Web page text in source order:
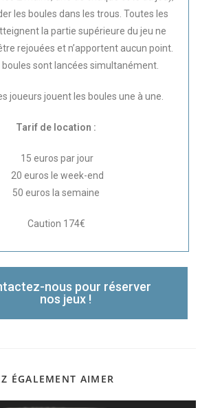
les boules dans les trous. Toutes les
la partie supérieure du jeu ne
rejouées et n’apportent aucun point.
boules sont lancées simultanément.
joueurs jouent les boules une à une.
Tarif de location :
15 euros par jour
20 euros le week-end
50 euros la semaine
Caution 174€
nous pour réserver
nos jeux !
ÉGALEMENT AIMER